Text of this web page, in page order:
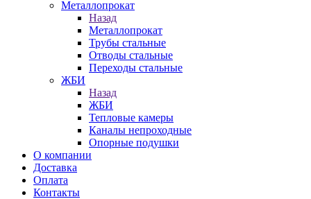
Металлопрокат
Назад
Металлопрокат
Трубы стальные
Отводы стальные
Переходы стальные
ЖБИ
Назад
ЖБИ
Тепловые камеры
Каналы непроходные
Опорные подушки
О компании
Доставка
Оплата
Контакты